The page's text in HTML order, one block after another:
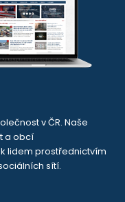
v ČR. Naše
a obcí
lidem prostřednictvím
sítí.